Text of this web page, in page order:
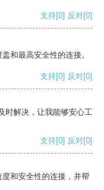
支持[0] 反对[0]
和最高安全性的连接。
支持[0] 反对[0]
时解决，让我能够安心工
支持[0] 反对[0]
和安全性的连接，并帮